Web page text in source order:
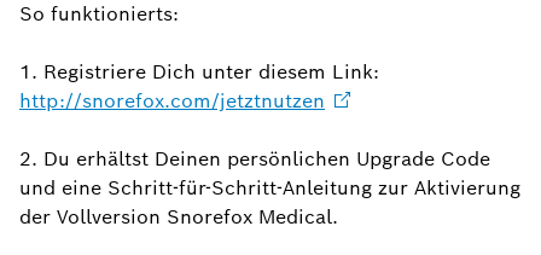
So funktionierts:
1. Registriere Dich unter diesem Link:
http://snorefox.com/jetztnutzen
2. Du erhältst Deinen persönlichen Upgrade Code
und eine Schritt-für-Schritt-Anleitung zur Aktivierung
der Vollversion Snorefox Medical.